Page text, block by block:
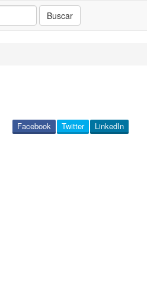
Buscar
LinkedIn
Twitter
Facebook